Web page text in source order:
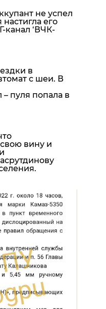
не успел
его
канал ‘ВЧК-
в
с шеи. В
пуля попала в
вину и